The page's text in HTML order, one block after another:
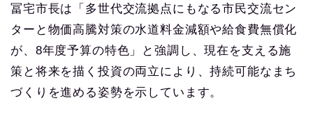
冨宅市長は「多世代交流拠点にもなる市民交流セン
ターと物価高騰対策の水道料金減額や給食費無償化
が、8年度予算の特色」と強調し、現在を支える施
策と将来を描く投資の両立により、持続可能なまち
づくりを進める姿勢を示しています。